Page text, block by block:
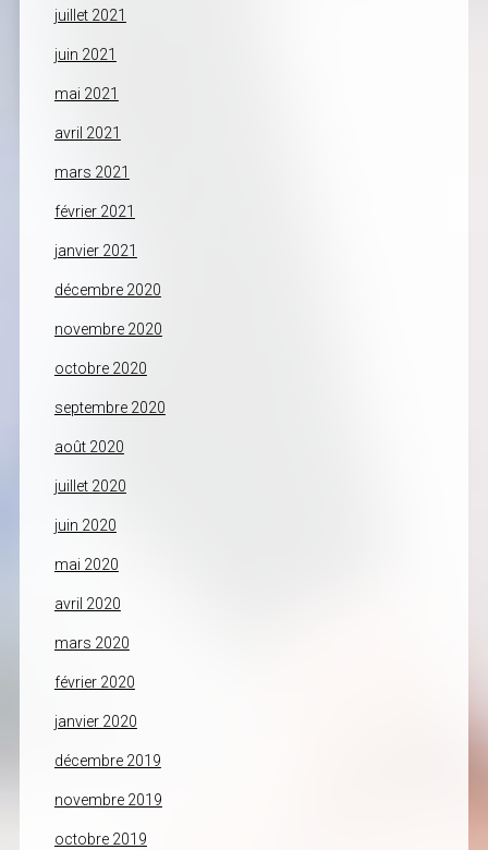
juillet 2021
juin 2021
mai 2021
avril 2021
mars 2021
février 2021
janvier 2021
décembre 2020
novembre 2020
octobre 2020
septembre 2020
août 2020
juillet 2020
juin 2020
mai 2020
avril 2020
mars 2020
février 2020
janvier 2020
décembre 2019
novembre 2019
octobre 2019